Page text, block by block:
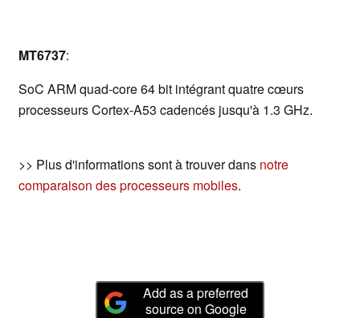
MT6737:
SoC ARM quad-core 64 bit intégrant quatre cœurs
processeurs Cortex-A53 cadencés jusqu'à 1.3 GHz.
>> Plus d'informations sont à trouver dans notre
comparaison des processeurs mobiles.
Add as a preferred
source on Google